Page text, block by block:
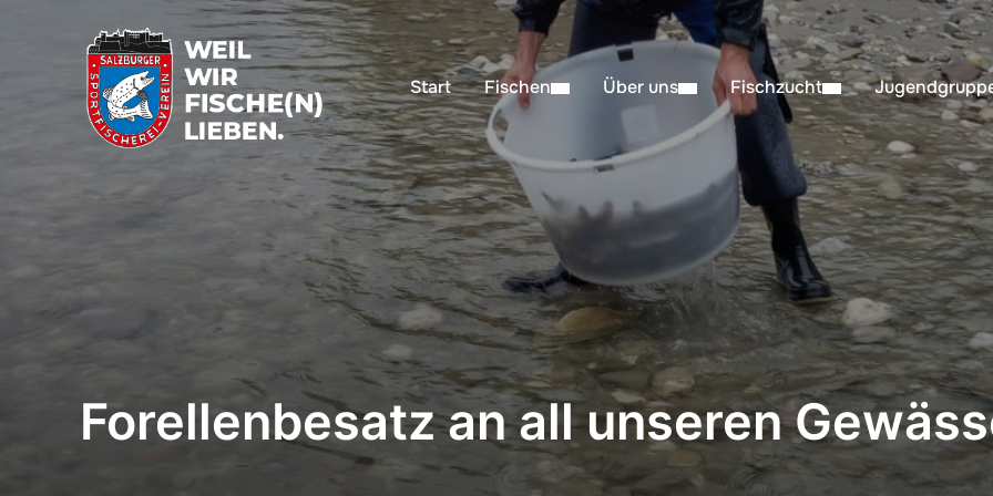
Start Fischen Über uns Fischzucht
Forellenbesatz an all unseren